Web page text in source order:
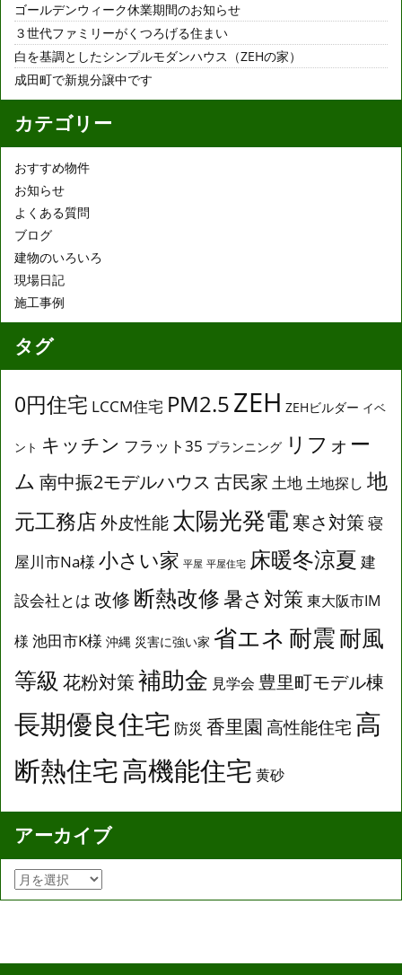
ゴールデンウィーク休業期間のお知らせ
３世代ファミリーがくつろげる住まい
白を基調としたシンプルモダンハウス（ZEHの家）
成田町で新規分譲中です
カテゴリー
おすすめ物件
お知らせ
よくある質問
ブログ
建物のいろいろ
現場日記
施工事例
タグ
0円住宅 LCCM住宅 PM2.5ZEH ZEHビルダー イベ
ント キッチン フラット35 プランニング リフォー
ム 南中振2モデルハウス 古民家 土地土地探し 地
元工務店 外皮性能 太陽光発電寒さ対策 寝
屋川市Na様 小さい家 平屋 平屋住宅 床暖冬涼夏 建
設会社とは 改修 断熱改修暑さ対策 東大阪市IM
様 池田市K様 沖縄 災害に強い家 省エネ 耐震耐風
等級 花粉対策補助金 見学会 豊里町モデル棟
長期優良住宅 防災 香里園 高性能住宅 高
断熱住宅高機能住宅 黄砂
アーカイブ